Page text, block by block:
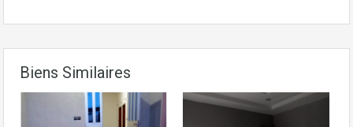
Biens Similaires